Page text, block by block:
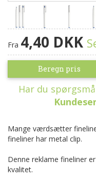
Fra 4,40 DKK
Beregn pris
Har du
Mange værdsætter
fineliner har metal clip.
Denne reklame fineliner
kvalitet.